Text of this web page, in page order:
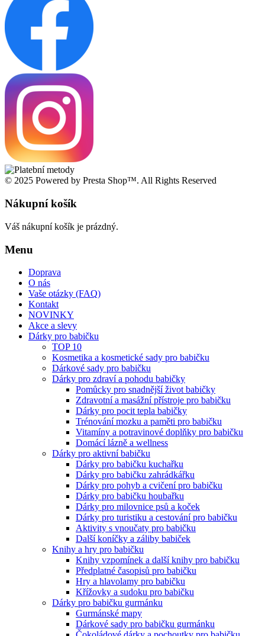
© 2025 Powered by Presta Shop™. All Rights Reserved
Nákupní košík
Váš nákupní košík je prázdný.
Menu
Doprava
O nás
Vaše otázky (FAQ)
Kontakt
NOVINKY
Akce a slevy
Dárky pro babičku
TOP 10
Kosmetika a kosmetické sady pro babičku
Dárkové sady pro babičku
Dárky pro zdraví a pohodu babičky
Pomůcky pro snadnější život babičky
Zdravotní a masážní přístroje pro babičku
Dárky pro pocit tepla babičky
Trénování mozku a paměti pro babičku
Vitamíny a potravinové doplňky pro babičku
Domácí lázně a wellness
Dárky pro aktivní babičku
Dárky pro babičku kuchařku
Dárky pro babičku zahrádkářku
Dárky pro pohyb a cvičení pro babičku
Dárky pro babičku houbařku
Dárky pro milovnice psů a koček
Dárky pro turistiku a cestování pro babičku
Aktivity s vnoučaty pro babičku
Další koníčky a záliby babiček
Knihy a hry pro babičku
Knihy vzpomínek a další knihy pro babičku
Předplatné časopisů pro babičku
Hry a hlavolamy pro babičku
Křížovky a sudoku pro babičku
Dárky pro babičku gurmánku
Gurmánské mapy
Dárkové sady pro babičku gurmánku